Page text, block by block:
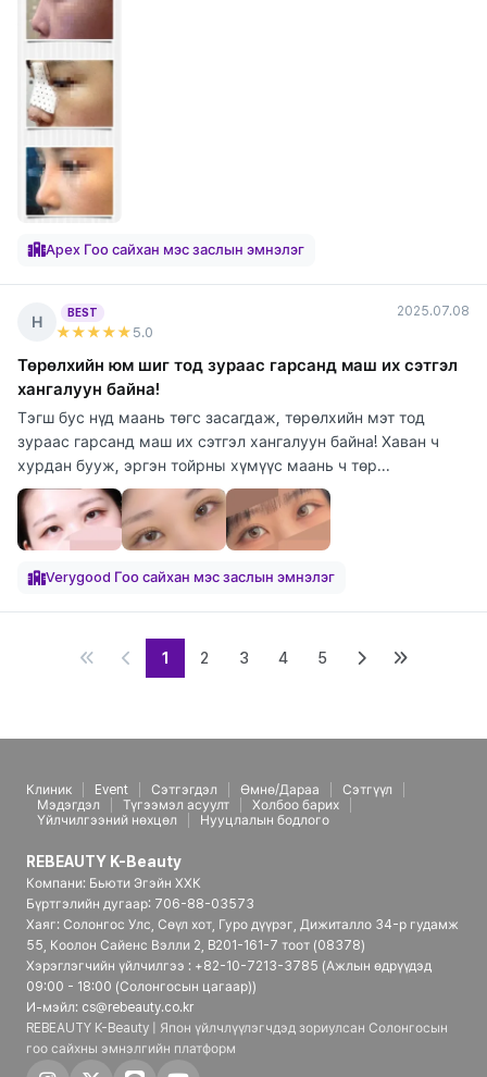
Apex Гоо сайхан мэс заслын эмнэлэг
Н
BEST
★★★★★ 5.0
2025.07.08
Төрөлхийн юм шиг тод зураас гарсанд маш их сэтгэл
хангалуун байна!
Тэгш бус нүд маань төгс засагдаж, төрөлхийн мэт тод
зураас гарсанд маш их сэтгэл хангалуун байна! Хаван ч
хурдан бууж, эргэн тойрны хүмүүс маань ч төр...
Verygood Гоо сайхан мэс заслын эмнэлэг
1 2 3 4 5
Клиник Event Сэтгэгдэл Өмнө/Дараа
Сэтгүүл
Мэдэгдэл
Түгээмэл асуулт
Холбоо барих
Үйлчилгээний нөхцөл
Нууцлалын бодлого
REBEAUTY K-Beauty
Компани: Бьюти Эгэйн ХХК
Бүртгэлийн дугаар: 706-88-03573
Хаяг: Солонгос Улс, Сөүл хот, Гуро дүүрэг, Дижиталло 34-р гудамж
55, Коолон Сайенс Вэлли 2, B201-161-7 тоот (08378)
Хэрэглэгчийн үйлчилгээ : +82-10-7213-3785 (Ажлын өдрүүдэд
09:00 - 18:00 (Солонгосын цагаар))
И-мэйл: cs@rebeauty.co.kr
REBEAUTY K-Beauty | Япон үйлчлүүлэгчдэд зориулсан Солонгосын
гоо сайхны эмнэлгийн платформ